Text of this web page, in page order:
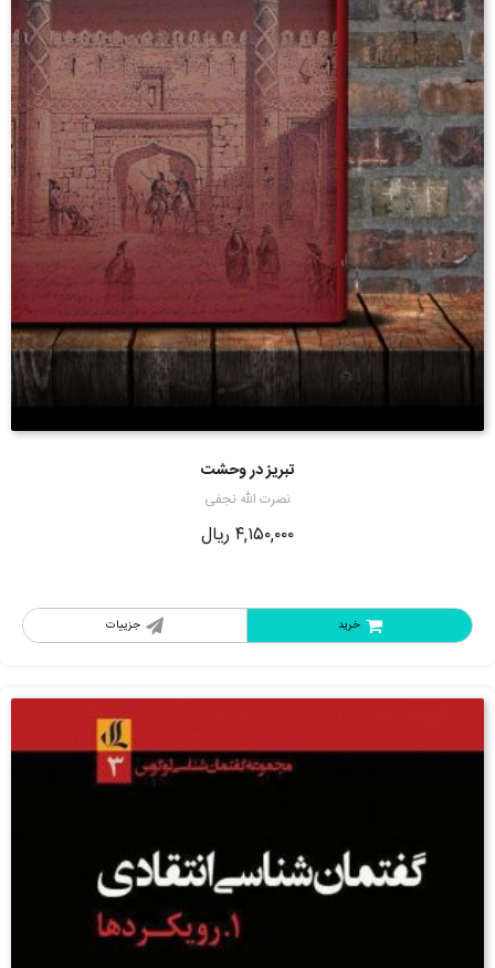
تبریز در وحشت
نصرت الله نجفی
۴,۱۵۰,۰۰۰ ریال
جزییات خرید